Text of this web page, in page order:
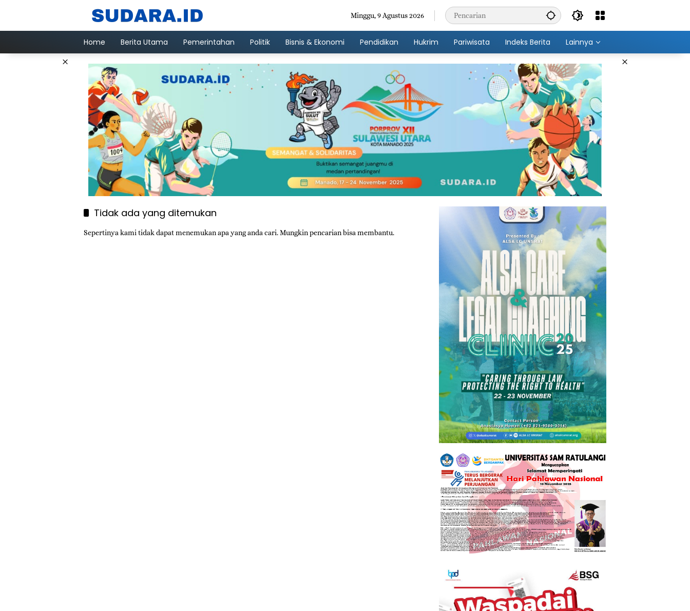
Minggu, 9 Agustus 2026
Home Berita Utama Pemerintahan Politik Bisnis & Ekonomi Pendidikan Hukrim Pariwisata Indeks Berita Lainnya
× ×
Tidak ada yang ditemukan
Sepertinya kami tidak dapat menemukan apa yang anda cari. Mungkin pencarian bisa membantu.